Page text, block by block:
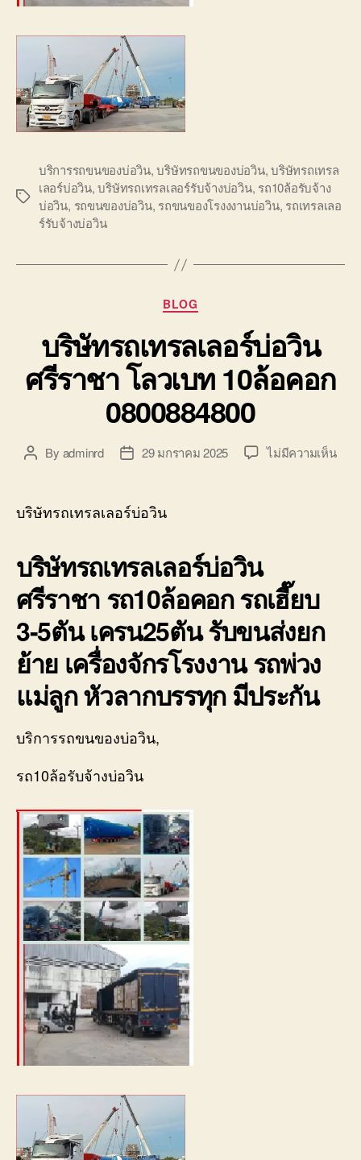
Tags
บริการรถขนของบ่อวิน,บริษัทรถขนของบ่อวิน,บริษัทรถเทรล
เลอร์บ่อวิน,บริษัทรถเทรลเลอร์รับจ้างบ่อวิน, รถ10ล้อรับจ้าง
บ่อวิน, รถขนของบ่อวิน, รถขนของโรงงงานบ่อวิน, รถเทรลเลอ
ร์รับจ้างบ่อวิน
Categories
BLOG
บริษัทรถเทรลเลอร์บ่อวิน
ศรีราชา โลวเบท 10ล้อคอก
0800884800
PostBy adminrd
Post29 มกราคม 2025 ไม่มีความเห็นบน
บริษัทรถเทรลเลอร์บ่อวิน
บริษัทรถเทรลเลอร์บ่อวิน
ศรีราชา รถ10ล้อคอก รถเฮี๊ยบ
3-5ตัน เครน25ตัน รับขนส่งยก
ย้าย เครื่องจักรโรงงาน รถพ่วง
แม่ลูก หัวลากบรรทุก มีประกัน
บริการรถขนของบ่อวิน,
รถ10ล้อรับจ้างบ่อวิน